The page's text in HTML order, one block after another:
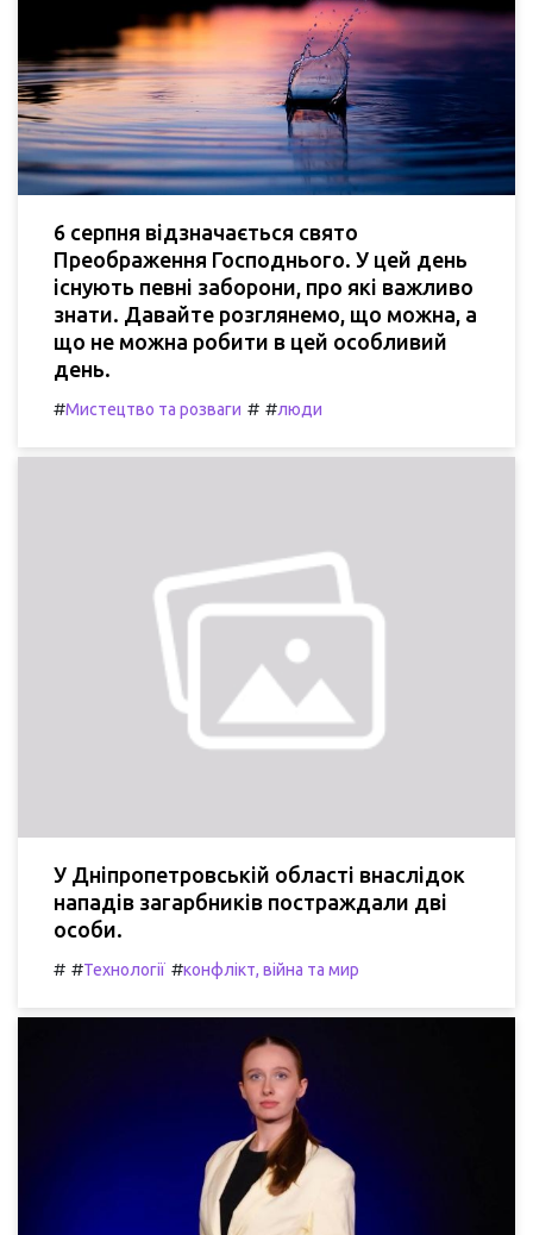
6 серпня відзначається свято
Преображення Господнього. У цей день
існують певні заборони, про які важливо
знати. Давайте розглянемо, що можна, а
що не можна робити в цей особливий
день.
#Мистецтво та розваги # #люди
У Дніпропетровській області внаслідок
нападів загарбників постраждали дві
особи.
# #Технології #конфлікт, війна та мир